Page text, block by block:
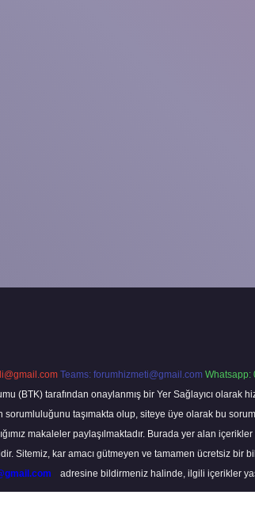
Teams: forumhizmeti@gmail.com Whatsapp:
(BTK) tarafından onaylanmış bir Yer Sağlayıcı
taşımakta olup, siteye üye olarak bu
makaleler paylaşılmaktadır. Burada yer alan
Sitemiz, kar amacı gütmeyen ve tamamen ücretsiz bir
adresine bildirmeniz halinde, ilgili içerikler